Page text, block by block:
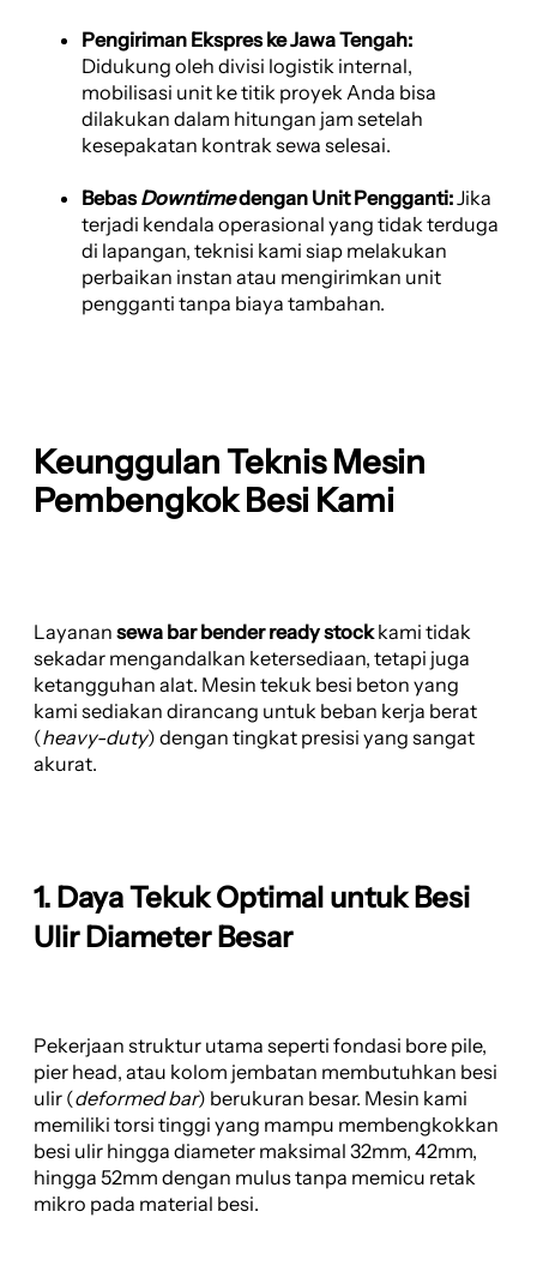
Pengiriman Ekspres ke Jawa Tengah:
Didukung oleh divisi logistik internal,
mobilisasi unit ke titik proyek Anda bisa
dilakukan dalam hitungan jam setelah
kesepakatan kontrak sewa selesai.
Bebas Downtimedengan Unit Pengganti:Jika
terjadi kendala operasional yang tidak terduga
di lapangan, teknisi kami siap melakukan
perbaikan instan atau mengirimkan unit
pengganti tanpa biaya tambahan.
Keunggulan Teknis Mesin
Pembengkok Besi Kami
Layanan sewa bar bender ready stockkami tidak
sekadar mengandalkan ketersediaan, tetapi juga
ketangguhan alat. Mesin tekuk besi beton yang
kami sediakan dirancang untuk beban kerja berat
(heavy-duty) dengan tingkat presisi yang sangat
akurat.
1. Daya Tekuk Optimal untuk Besi
Ulir Diameter Besar
Pekerjaan struktur utama seperti fondasi bore pile,
pier head, atau kolom jembatan membutuhkan besi
ulir (deformed bar) berukuran besar. Mesin kami
memiliki torsi tinggi yang mampu membengkokkan
besi ulir hingga diameter maksimal 32mm, 42mm,
hingga 52mm dengan mulus tanpa memicu retak
mikro pada material besi.